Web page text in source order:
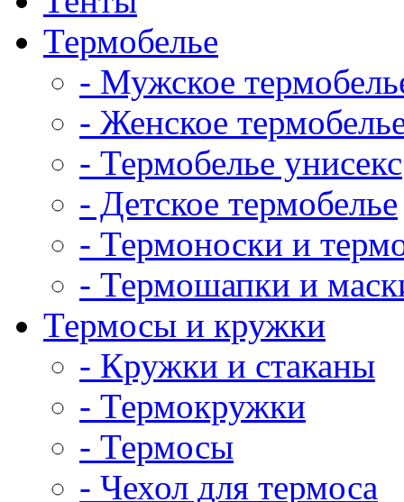
Термобелье
- Мужское
- Женское
- Термобелье унисекс
- Детское термобелье
- Термоноски и
- Термошапки и
Термосы и кружки
- Кружки и стаканы
- Термокружки
- Термосы
- Чехол для термоса